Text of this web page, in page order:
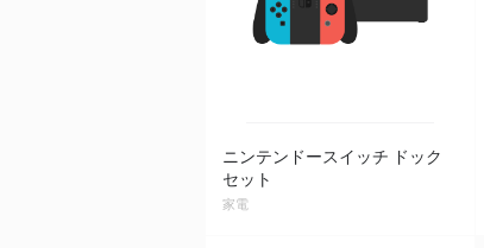
ニンテンドースイッチ ドック
セット
家電